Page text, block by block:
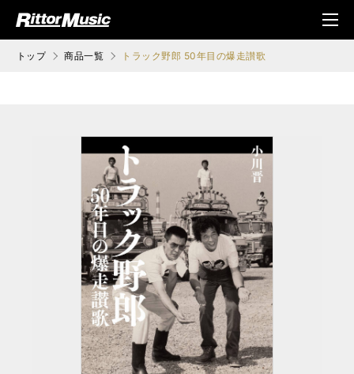
ジック (Rittor Musi
メニ
ュ
トップ 商品一覧 トラック野郎 50年目の爆走讃歌